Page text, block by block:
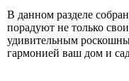
В данном разделе
порадуют не только
удивительным
гармонией ваш дом и